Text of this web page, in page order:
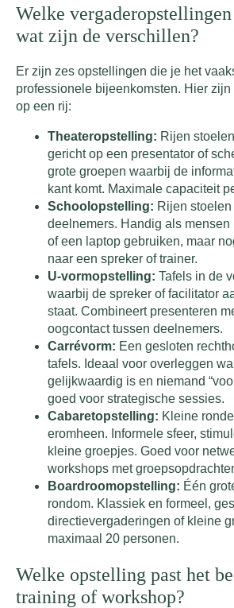
Welke
wat zijn de verschillen?
Er zijn zes opstellingen die je het
professionele bijeenkomsten. Hier
op een rij:
Theateropstelling: Rijen
gericht op een presentator of
grote groepen waarbij de
kant komt. Maximale capaciteit
Schoolopstelling: Rijen
deelnemers. Handig als mensen
of een laptop gebruiken, maar
naar een spreker of trainer.
U-vormopstelling: Tafels in de
waarbij de spreker of facilitator
staat. Combineert presenteren
oogcontact tussen deelnemers.
Carrévorm: Een gesloten
tafels. Ideaal voor overleggen
gelijkwaardig is en niemand
goed voor strategische sessies.
Cabaretopstelling: Kleine
eromheen. Informele sfeer,
kleine groepjes. Goed voor
workshops met
Boardroomopstelling: Één
rondom. Klassiek en formeel,
directievergaderingen of kleine
maximaal 20 personen.
Welke opstelling past het
training of workshop?